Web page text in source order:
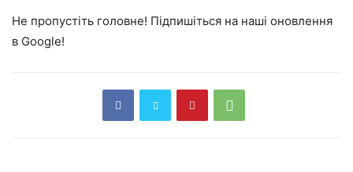
Не пропустіть головне! Підпишіться на наші оновлення
в Google!